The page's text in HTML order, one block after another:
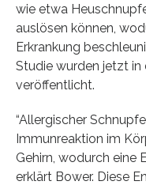
wie etwa
auslösen können,
Erkrankung
Studie wurden jetzt
veröffentlicht.
“Allergischer
Immunreaktion im
Gehirn, wodurch eine
erklärt Bower. Diese